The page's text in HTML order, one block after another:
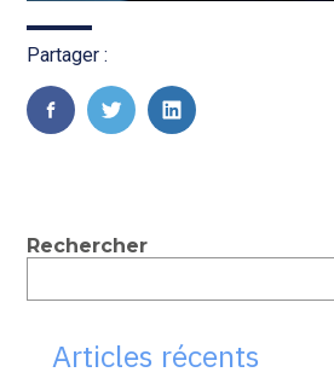
Partager :
FaceBook
TwitterLinkedIn
Blog
sidebar
Rechercher
Articles récents